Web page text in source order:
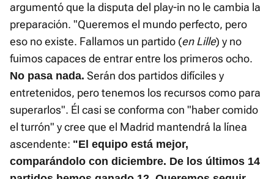
argumentó que la disputa del play-in no le cambia la
preparación. "Queremos el mundo perfecto, pero
eso no existe. Fallamos un partido (en Lille) y no
fuimos capaces de entrar entre los primeros ocho.
No pasa nada. Serán dos partidos difíciles y
entretenidos, pero tenemos los recursos como para
superarlos". Él casi se conforma con "haber comido
el turrón" y cree que el Madrid mantendrá la línea
ascendente: "El equipo está mejor,
comparándolo con diciembre. De los últimos 14